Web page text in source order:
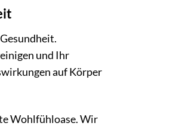
und Ihr
auf Körper
Wohlfühloase. Wir